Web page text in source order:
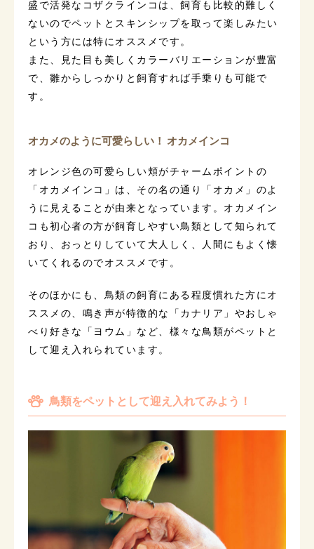
盛で活発なコザクラインコは、飼育も比較的難しく
ないのでペットとスキンシップを取って楽しみたい
という方には特にオススメです。
また、見た目も美しくカラーバリエーションが豊富
で、雛からしっかりと飼育すれば手乗りも可能で
す。
オカメのように可愛らしい！ オカメインコ
オレンジ色の可愛らしい頬がチャームポイントの
「オカメインコ」は、その名の通り「オカメ」のよ
うに見えることが由来となっています。オカメイン
コも初心者の方が飼育しやすい鳥類として知られて
おり、おっとりしていて大人しく、人間にもよく懐
いてくれるのでオススメです。
そのほかにも、鳥類の飼育にある程度慣れた方にオ
ススメの、鳴き声が特徴的な「カナリア」やおしゃ
べり好きな「ヨウム」など、様々な鳥類がペットと
して迎え入れられています。
鳥類をペットとして迎え入れてみよう！